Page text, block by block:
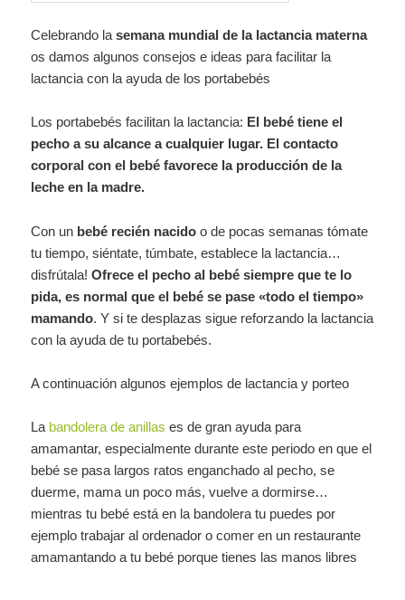
Celebrando lasemana mundial de la lactancia materna
os damos algunos consejos e ideas para facilitar la
lactancia con la ayuda de los portabebés
Los portabebés facilitan la lactancia: El bebé tiene el
pecho a su alcance a cualquier lugar. El contacto
corporal con el bebé favorece la producción de la
leche en la madre.
Con un bebé recién nacido o de pocas semanas tómate
tu tiempo, siéntate, túmbate, establece la lactancia…
disfrútala!Ofrece el pecho al bebé siempre que te lo
pida, es normal que el bebé se pase «todo el tiempo»
mamando. Y si te desplazas sigue reforzando la lactancia
con la ayuda de tu portabebés.
A continuación algunos ejemplos de lactancia y porteo
La bandolera de anillas es de gran ayuda para
amamantar, especialmente durante este periodo en que el
bebé se pasa largos ratos enganchado al pecho, se
duerme, mama un poco más, vuelve a dormirse…
mientras tu bebé está en la bandolera tu puedes por
ejemplo trabajar al ordenador o comer en un restaurante
amamantando a tu bebé porque tienes las manos libres